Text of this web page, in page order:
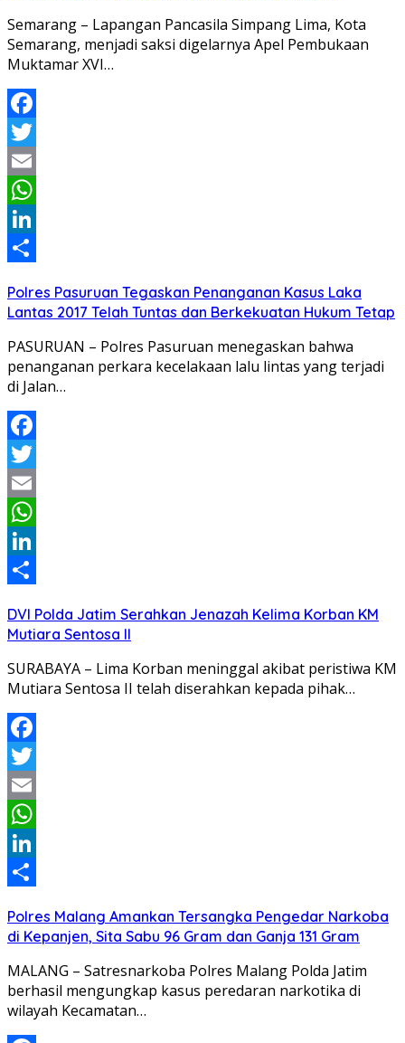
Semarang – Lapangan Pancasila Simpang Lima, Kota
Semarang, menjadi saksi digelarnya Apel Pembukaan
Muktamar XVI…
Facebook
Twitter
Email
WhatsApp
LinkedIn
Polres Pasuruan Tegaskan Penanganan Kasus Laka
Lantas 2017 Telah Tuntas dan Berkekuatan Hukum Tetap
PASURUAN – Polres Pasuruan menegaskan bahwa
penanganan perkara kecelakaan lalu lintas yang terjadi
di Jalan…
Facebook
Twitter
Email
WhatsApp
LinkedIn
DVI Polda Jatim Serahkan Jenazah Kelima Korban KM
Mutiara Sentosa II
SURABAYA – Lima Korban meninggal akibat peristiwa KM
Mutiara Sentosa II telah diserahkan kepada pihak…
Facebook
Twitter
Email
WhatsApp
LinkedIn
Polres Malang Amankan Tersangka Pengedar Narkoba
di Kepanjen, Sita Sabu 96 Gram dan Ganja 131 Gram
MALANG – Satresnarkoba Polres Malang Polda Jatim
berhasil mengungkap kasus peredaran narkotika di
wilayah Kecamatan…